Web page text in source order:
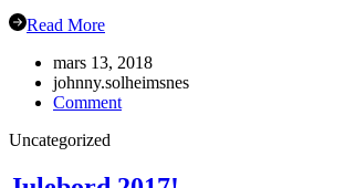
Read More
mars 13, 2018
johnny.solheimsnes
Commenton
Uncategorized